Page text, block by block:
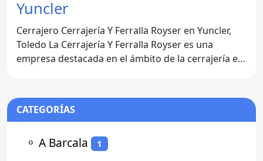
Yuncler
Cerrajero Cerrajería Y Ferralla Royser en Yuncler,
Toledo La Cerrajería Y Ferralla Royser es una
empresa destacada en el ámbito de la cerrajería en
CATEGORÍAS
⚬ A Barcala 1